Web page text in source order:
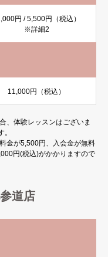
円 / 5,500円（税込）
※詳細2
11,000円（税込）
、体験レッスンはございま
金が5,500円、入会金が無料
円(税込)がかかりますので
道店